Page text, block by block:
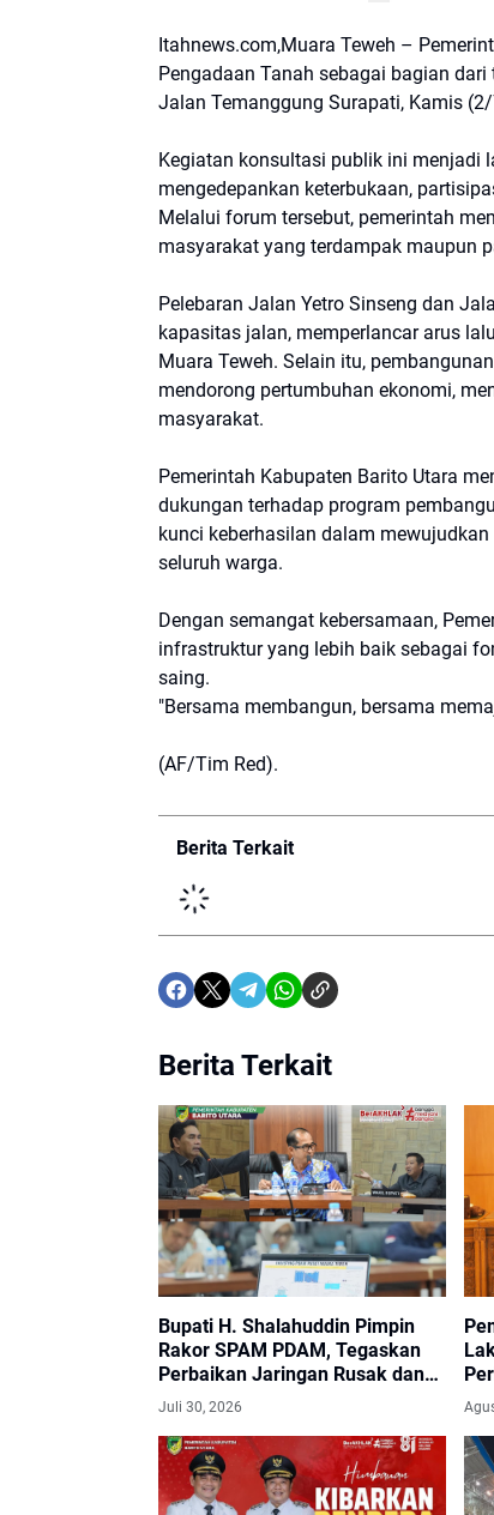
Itahnews.com,Muara Teweh –
Pengadaan Tanah sebagai bagian
Jalan Temanggung Surapati, Kamis
Kegiatan konsultasi publik ini menjadi
mengedepankan keterbukaan,
Melalui forum tersebut, pemerintah
masyarakat yang terdampak maupun
Pelebaran Jalan Yetro Sinseng dan
kapasitas jalan, memperlancar arus
Muara Teweh. Selain itu,
mendorong pertumbuhan ekonomi,
masyarakat.
Pemerintah Kabupaten Barito Utara
dukungan terhadap program
kunci keberhasilan dalam
seluruh warga.
Dengan semangat kebersamaan,
infrastruktur yang lebih baik sebagai
saing.
"Bersama membangun, bersama
(AF/Tim Red).
Berita Terkait
Berita Terkait
Bupati H. Shalahuddin Pimpin
Rakor SPAM PDAM, Tegaskan
Perbaikan Jaringan Rusak dan
Penambahan Kapasitas Air 50
Liter per Detik
Juli 30, 2026